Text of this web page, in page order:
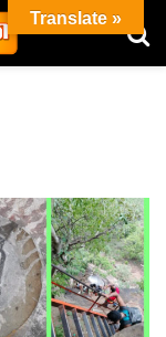
Translate »